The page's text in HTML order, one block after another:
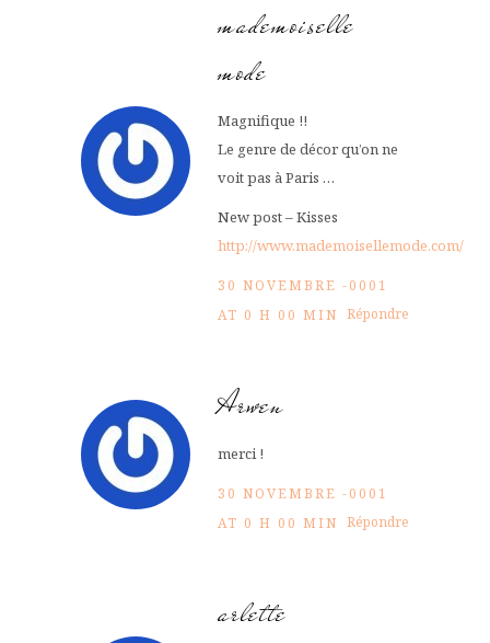
mademoiselle
mode
Magnifique !!
Le genre de décor qu’on ne
voit pas à Paris …
New post – Kisses
http://www.mademoisellemode.com/
30 NOVEMBRE -0001
AT 0 H 00 MIN Répondre
Arwen
merci !
30 NOVEMBRE -0001
AT 0 H 00 MIN Répondre
arlette